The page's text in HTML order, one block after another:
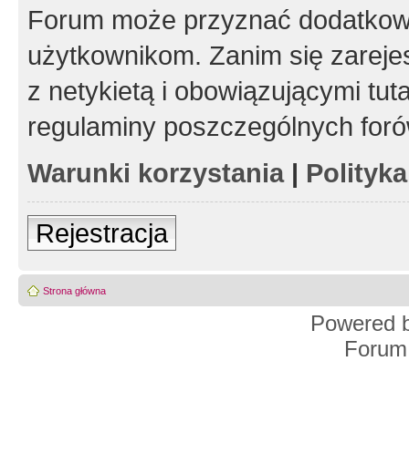
Forum może przyznać
użytkownikom. Zanim się
z netykietą i obowiązującymi
regulaminy poszczególnych
Warunki korzystania|
Rejestracja
Strona główna
Powered